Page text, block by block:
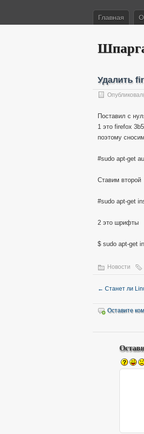
Главная О
Удалить
Поставил с
1 это firefox
поэтому
#sudo apt-get
Ставим второй
#sudo apt-get
2 это шрифты
$ sudo apt-get
Новости
← Станет ли
Оставите